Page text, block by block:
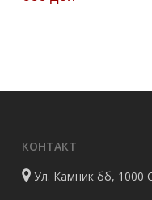
КОНТАКТ
Ул. Камник бб, 1000